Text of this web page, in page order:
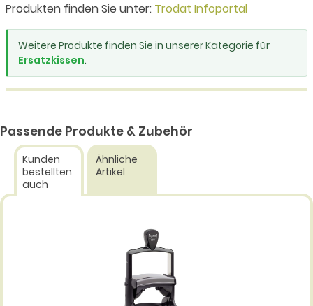
Produkten finden Sie unter: Trodat Infoportal
Weitere Produkte finden Sie in unserer Kategorie für
Ersatzkissen.
Passende Produkte & Zubehör
Kunden
bestellten
auch
Ähnliche
Artikel